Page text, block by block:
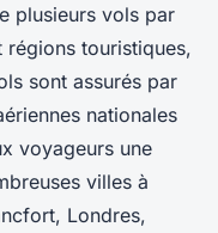
plusieurs vols par
touristiques,
sont assurés par
nationales
voyageurs une
villes à
Londres,